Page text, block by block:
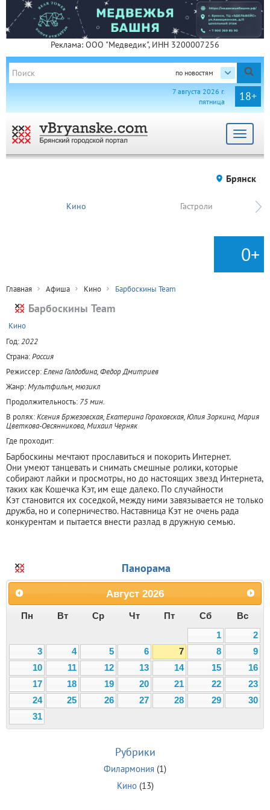
Реклама: ООО "Медведик", ИНН 3200007256
по новостям
18+
7 августа 2026 г.
пятница
Toggle
Брянск
Кино Гастроли
0+
Главная Афиша Кино Барбоскины Team
Барбоскины Team
Кино
Год:2022
Страна:Россия
Режиссер:Елена Галдобина, Федор Дмитриев
Жанр:Мультфильм, мюзикл
Продолжительность: 75 мин.
В ролях:Ксения Бржезовская, Екатерина Гороховская, Юлия Зоркина, Мария
Цветкова-Овсянникова, Михаил Черняк
Где проходит:
Барбоскины мечтают прославиться и покорить Интернет.
Они умеют танцевать и снимать смешные ролики, которые
собирают лайки и просмотры, но до настоящих звезд Интернета,
таких как Кошечка Кэт, им еще далеко. По случайности
Кэт становится их соседкой, между ними завязывается не только
дружба, но и соперничество. Наставница Кэт не очень рада
конкурентам и пытается внести разлад в дружную семью.
Панорама
Август 2026
Пн Вт Ср Чт Пт Сб
Вс
1
2
3
4 5 6 7 8
9
10
11 12 13 14 15
16
17
18 19 20 21 22
23
24
25 26 27 28 29
30
31
Рубрики
Филармония (1)
Кино(13)